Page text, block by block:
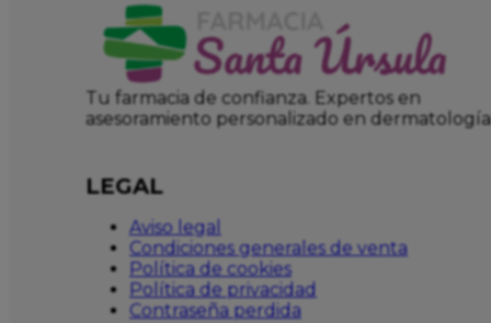
Tu farmacia de confianza. Expertos en
asesoramiento personalizado en dermatología
LEGAL
Aviso legal
Condiciones generales de venta
Política de cookies
Política de privacidad
Contraseña perdida